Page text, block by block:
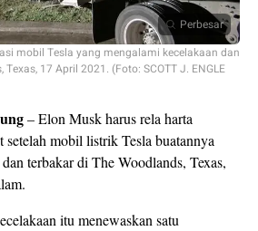
Perbesar
mobil Tesla yang mengalami kecelakaan dan
17 April 2021. (Foto: SCOTT J. ENGLE
– Elon Musk harus rela harta
setelah mobil listrik Tesla buatannya
terbakar di The Woodlands, Texas,
itu menewaskan satu